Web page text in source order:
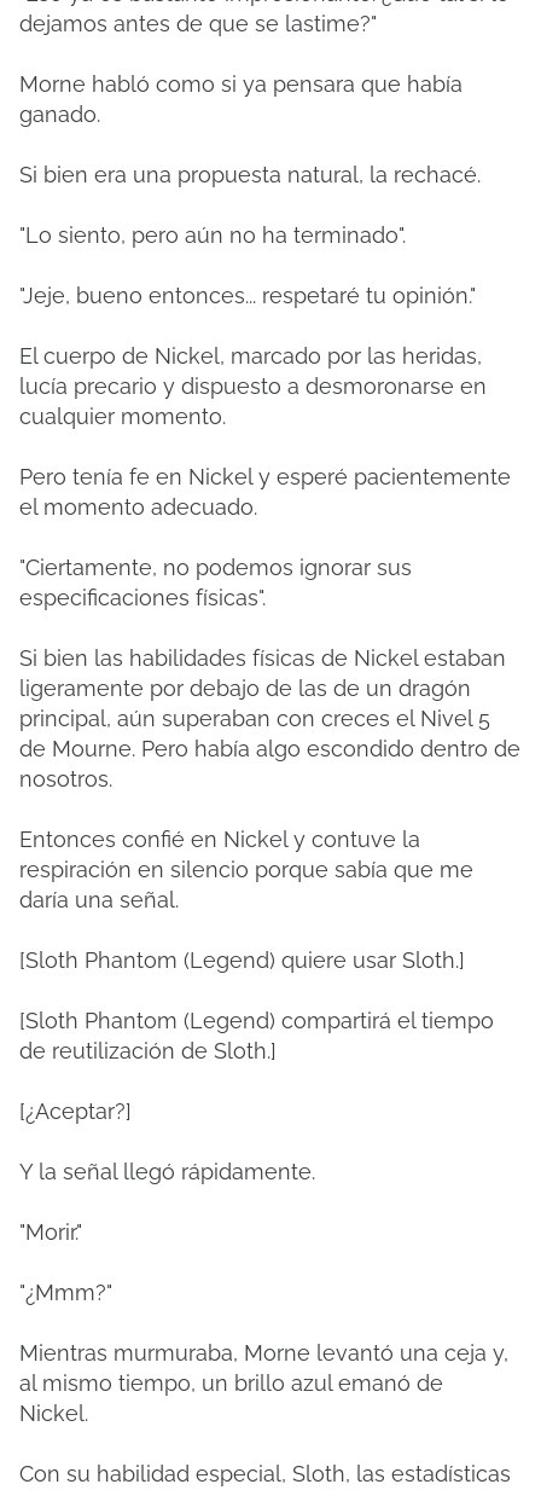
dejamos antes de que se lastime?"
Morne habló como si ya pensara que había
ganado.
Si bien era una propuesta natural, la rechacé.
"Lo siento, pero aún no ha terminado".
"Jeje, bueno entonces... respetaré tu opinión."
El cuerpo de Nickel, marcado por las heridas,
lucía precario y dispuesto a desmoronarse en
cualquier momento.
Pero tenía fe en Nickel y esperé pacientemente
el momento adecuado.
"Ciertamente, no podemos ignorar sus
especificaciones físicas".
Si bien las habilidades físicas de Nickel estaban
ligeramente por debajo de las de un dragón
principal, aún superaban con creces el Nivel 5
de Mourne. Pero había algo escondido dentro de
nosotros.
Entonces confié en Nickel y contuve la
respiración en silencio porque sabía que me
daría una señal.
[Sloth Phantom (Legend) quiere usar Sloth.]
[Sloth Phantom (Legend) compartirá el tiempo
de reutilización de Sloth.]
[¿Aceptar?]
Y la señal llegó rápidamente.
"Morir."
"¿Mmm?"
Mientras murmuraba, Morne levantó una ceja y,
al mismo tiempo, un brillo azul emanó de
Nickel.
Con su habilidad especial, Sloth, las estadísticas